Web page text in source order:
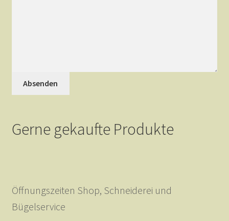
Absenden
Gerne gekaufte Produkte
Öffnungszeiten Shop, Schneiderei und
Bügelservice